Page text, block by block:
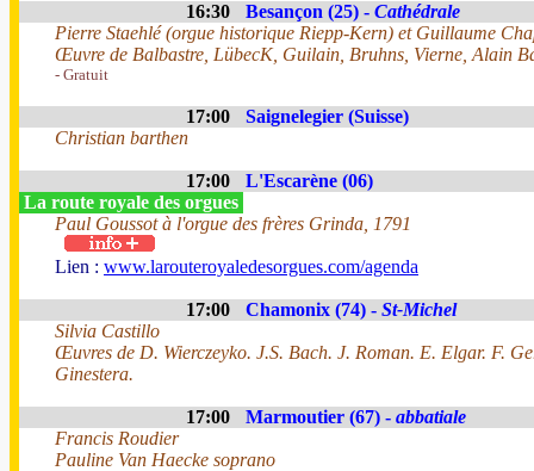
16:30 Besançon (25) - Cathédrale
Pierre Staehlé (orgue historique Riepp-Kern) et Guillaume
Œuvre de Balbastre, LübecK, Guilain, Bruhns, Vierne, Alain
- Gratuit
17:00
Saignelegier (Suisse)
Christian barthen
17:00
L'Escarène (06)
La route royale des orgues
Paul Goussot à l'orgue des frères Grinda, 1791
Lien : www.larouteroyaledesorgues.com/agenda
17:00 Chamonix (74) - St-Michel
Silvia Castillo
Œuvres de D. Wierczeyko. J.S. Bach. J. Roman. E. Elgar. F.
Ginestera.
17:00 Marmoutier (67) - abbatiale
Francis Roudier
Pauline Van Haecke soprano